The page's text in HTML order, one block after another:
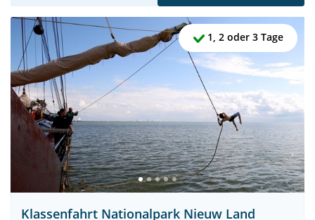
1, 2 oder 3 Tage
Klassenfahrt Nationalpark Nieuw Land